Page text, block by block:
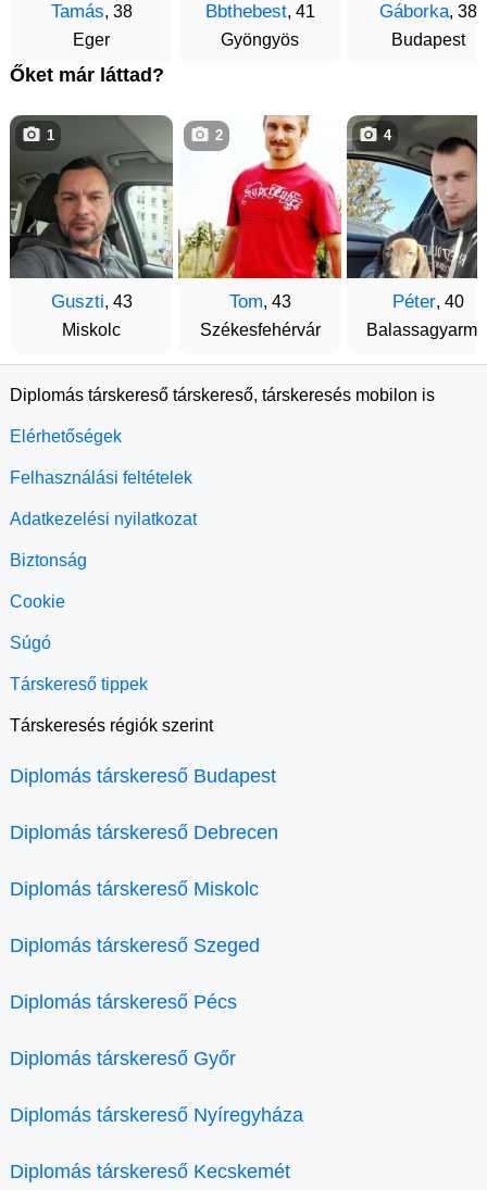
Tamás, 38
Eger
Bbthebest, 41
Gyöngyös
Gáborka, 38
Budapest
Őket már láttad?
Guszti, 43
Miskolc
1
Tom, 43
Székesfehérvár
2
Péter, 40
4
Diplomás társkereső társkereső, társkeresés mobilon is
Elérhetőségek
Felhasználási feltételek
Adatkezelési nyilatkozat
Biztonság
Cookie
Súgó
Társkereső tippek
Társkeresés régiók szerint
Diplomás társkereső Budapest
Diplomás társkereső Debrecen
Diplomás társkereső Miskolc
Diplomás társkereső Szeged
Diplomás társkereső Pécs
Diplomás társkereső Győr
Diplomás társkereső Nyíregyháza
Diplomás társkereső Kecskemét